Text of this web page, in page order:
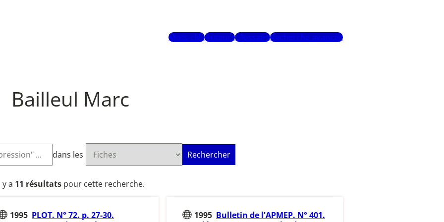
Mots-clésAuteursGlossaireRecherche avancée
Bailleul Marc
dans les Rechercher
y a 11 résultatspour cette recherche.
1995 PLOT. N° 72. p. 27-30.
1995 Bulletin de l'APMEP. N° 401.